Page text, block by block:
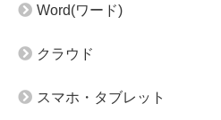
Word(ワード)
クラウド
スマホ・タブレット